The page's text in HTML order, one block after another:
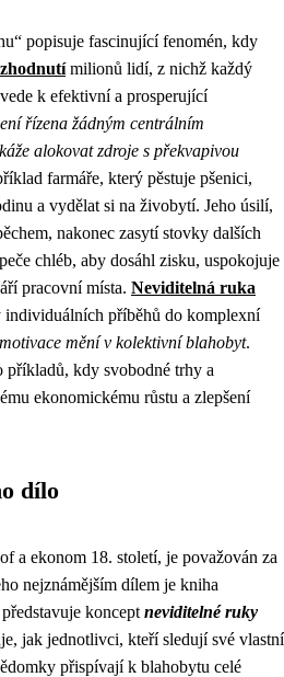
popisuje fascinující fenomén, kdy
milionů lidí, z nichž každý
k efektivní a prosperující
řízena žádným centrálním
alokovat zdroje s překvapivou
farmáře, který pěstuje pšenici,
a vydělat si na živobytí. Jeho úsilí,
nakonec zasytí stovky dalších
chléb, aby dosáhl zisku, uspokojuje
pracovní místa. Neviditelná ruka
příběhů do komplexní
mění v kolektivní blahobyt.
příkladů, kdy svobodné trhy a
ekonomickému růstu a zlepšení
dílo
a ekonom 18. století, je považován za
nejznámějším dílem je kniha
koncept neviditelné ruky
jak jednotlivci, kteří sledují své vlastní
přispívají k blahobytu celé